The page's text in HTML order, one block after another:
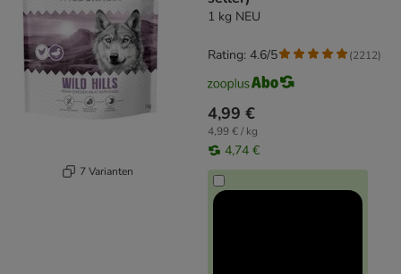
7 Varianten
1 kg NEU
4,99 €
4,99 € / kg
4,74 €
Rating: 4.6/5 (2212)